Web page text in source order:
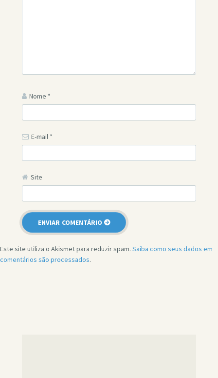
Nome *
E-mail *
Site
Este site utiliza o Akismet para reduzir spam. Saiba como seus dados em
comentários são processados.